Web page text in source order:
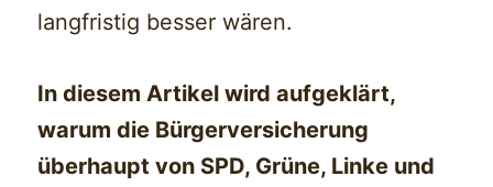
langfristig besser wären.
In diesem Artikel wird aufgeklärt,
warum die Bürgerversicherung
überhaupt von SPD, Grüne, Linke und